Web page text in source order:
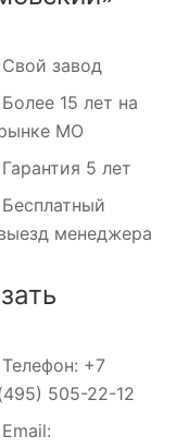
Свой завод
Более 15 лет на
МО
Гарантия 5 лет
Бесплатный
менеджера
Телефон: +7
505-22-12
Email: